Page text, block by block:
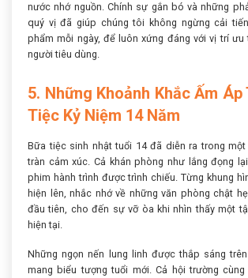
nước nhớ nguồn. Chính sự gắn bó và những
quý vị đã giúp chúng tôi không ngừng cải
phẩm mỗi ngày, để luôn xứng đáng với vị trí
người tiêu dùng.
5. Những Khoảnh Khắc Ấm
Tiệc Kỷ Niệm 14 Năm
Bữa tiệc sinh nhật tuổi 14 đã diễn ra trong một
tràn cảm xúc. Cả khán phòng như lắng đọng
phim hành trình được trình chiếu. Từng khung
hiện lên, nhắc nhớ về những văn phòng chật
đầu tiên, cho đến sự vỡ òa khi nhìn thấy một
hiện tại.
Những ngọn nến lung linh được thắp sáng
mang biểu tượng tuổi mới. Cả hội trường